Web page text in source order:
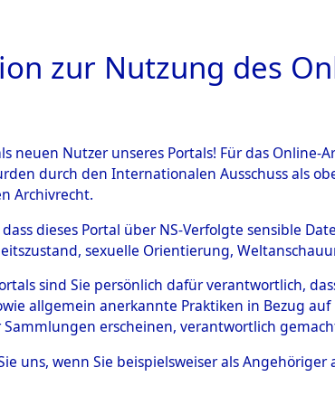
HOME BESTANDSBESCHREIBUNG
Einlieferung auf
KZ Dachau aus
in die letzten
zur Nutzung des
neuen Nutzer unseres Portals! Für das
durch den Internationalen Ausschuss als
Archivrecht.
dieses Portal über NS-Verfolgte sensible
sexuelle Orientierung,
sind Sie persönlich dafür verantwortlich,
allgemein anerkannte Praktiken in Bezug
erscheinen, verantwortlich
uns, wenn Sie beispielsweiser als